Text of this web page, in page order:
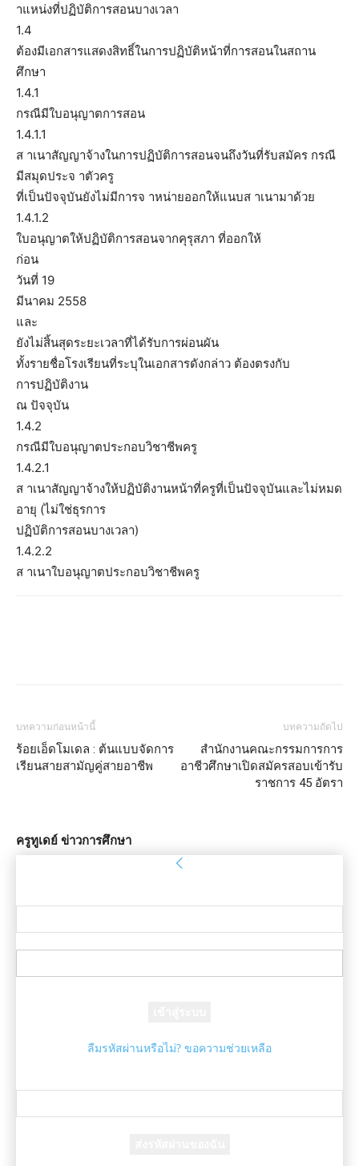
าแหน่งที่ปฏิบัติการสอนบางเวลา
1.4
ต้องมีเอกสารแสดงสิทธิ์ในการปฏิบัติหน้าที่การสอนในสถาน
ศึกษา
1.4.1
กรณีมีใบอนุญาตการสอน
1.4.1.1
ส าเนาสัญญาจ้างในการปฏิบัติการสอนจนถึงวันที่รับสมัคร กรณี
มีสมุดประจ าตัวครู
ที่เป็นปัจจุบันยังไม่มีการจ าหน่ายออกให้แนบส าเนามาด้วย
1.4.1.2
ใบอนุญาตให้ปฏิบัติการสอนจากคุรุสภา ที่ออกให้
ก่อน
วันที่ 19
มีนาคม 2558
และ
ยังไม่สิ้นสุดระยะเวลาที่ได้รับการผ่อนผัน
ทั้งรายชื่อโรงเรียนที่ระบุในเอกสารดังกล่าว ต้องตรงกับ
การปฏิบัติงาน
ณ ปัจจุบัน
1.4.2
กรณีมีใบอนุญาตประกอบวิชาชีพครู
1.4.2.1
ส าเนาสัญญาจ้างให้ปฏิบัติงานหน้าที่ครูที่เป็นปัจจุบันและไม่หมด
อายุ (ไม่ใช่ธุรการ
ปฏิบัติการสอนบางเวลา)
1.4.2.2
ส าเนาใบอนุญาตประกอบวิชาชีพครู
บทความก่อนหน้านี้
ร้อยเอ็ดโมเดล : ต้นแบบจัดการ
เรียนสายสามัญคู่สายอาชีพ
บทความถัดไป
สำนักงานคณะกรรมการการ
อาชีวศึกษาเปิดสมัครสอบเข้ารับ
ราชการ 45 อัตรา
ครูทูเดย์ ข่าวการศึกษา
ลืมรหัสผ่านหรือไม่? ขอความช่วยเหลือ